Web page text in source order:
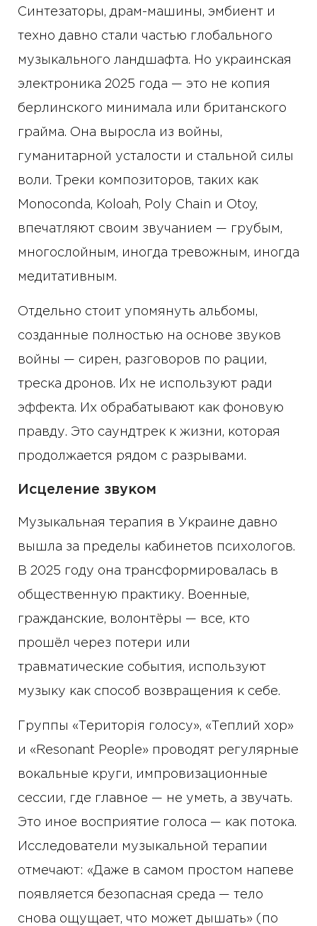
Синтезаторы, драм-машины, эмбиент и
техно давно стали частью глобального
музыкального ландшафта. Но украинская
электроника 2025 года — это не копия
берлинского минимала или британского
грайма. Она выросла из войны,
гуманитарной усталости и стальной силы
воли. Треки композиторов, таких как
Monoconda, Koloah, Poly Chain и Otoy,
впечатляют своим звучанием — грубым,
многослойным, иногда тревожным, иногда
медитативным.
Отдельно стоит упомянуть альбомы,
созданные полностью на основе звуков
войны — сирен, разговоров по рации,
треска дронов. Их не используют ради
эффекта. Их обрабатывают как фоновую
правду. Это саундтрек к жизни, которая
продолжается рядом с разрывами.
Исцеление звуком
Музыкальная терапия в Украине давно
вышла за пределы кабинетов психологов.
В 2025 году она трансформировалась в
общественную практику. Военные,
гражданские, волонтёры — все, кто
прошёл через потери или
травматические события, используют
музыку как способ возвращения к себе.
Группы «Територія голосу», «Теплий хор»
и «Resonant People» проводят регулярные
вокальные круги, импровизационные
сессии, где главное — не уметь, а звучать.
Это иное восприятие голоса — как потока.
Исследователи музыкальной терапии
отмечают: «Даже в самом простом напеве
появляется безопасная среда — тело
снова ощущает, что может дышать» (по